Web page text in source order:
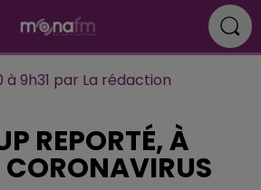
à 9h31 par La rédaction
REPORTÉ, À
CORONAVIRUS